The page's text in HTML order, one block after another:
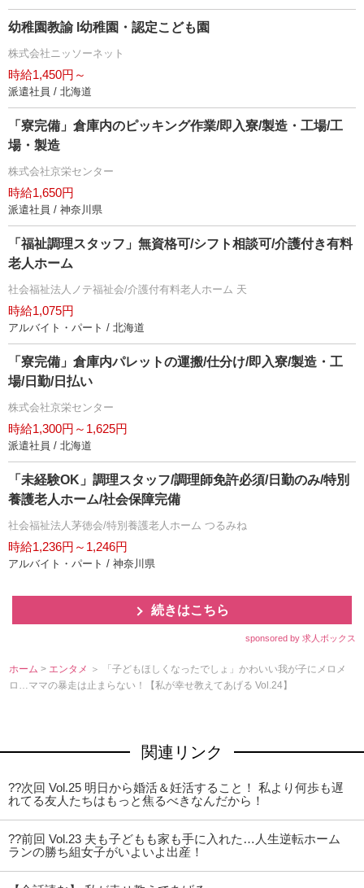
幼稚園教諭 l幼稚園・認定こども園
株式会社ニッソーネット
時給1,450円～
派遣社員 / 北海道
「寮完備」倉庫内のピッキング作業/即入寮/製造・工場/工
場・製造
株式会社京栄センター
時給1,650円
派遣社員 / 神奈川県
「福祉調理スタッフ」無資格可/シフト相談可/介護付き有料
老人ホーム
社会福祉法人ノテ福祉会/介護付有料老人ホーム 天
時給1,075円
アルバイト・パート / 北海道
「寮完備」倉庫内パレットの運搬/仕分け/即入寮/製造・工
場/日勤/日払い
株式会社京栄センター
時給1,300円～1,625円
派遣社員 / 北海道
「未経験OK」調理スタッフ/調理師免許必須/日勤のみ/特別
養護老人ホーム/社会保障完備
社会福祉法人茅徳会/特別養護老人ホーム つるみね
時給1,236円～1,246円
アルバイト・パート / 神奈川県
続きはこちら
sponsored by 求人ボックス
ホーム > エンタメ ＞ 「子どもほしくなったでしょ」かわいい我が子にメロメ
ロ…ママの暴走は止まらない！【私が幸せ教えてあげる Vol.24】
関連リンク
??次回 Vol.25 明日から婚活＆妊活すること！ 私より何歩も遅
れてる友人たちはもっと焦るべきなんだから！
??前回 Vol.23 夫も子どもも家も手に入れた…人生逆転ホーム
ランの勝ち組女子がいよいよ出産！